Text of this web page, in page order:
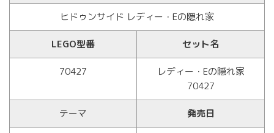
ヒドゥンサイド レディー・Eの隠れ家
LEGO型番 セット名
70427
レディー・Eの隠れ家
70427
テーマ 発売日